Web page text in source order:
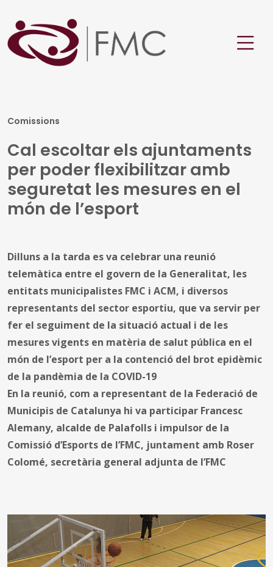
Comissions
Cal escoltar els ajuntaments
per poder flexibilitzar amb
seguretat les mesures en el
món de l’esport
Dilluns a la tarda es va celebrar una reunió
telemàtica entre el govern de la Generalitat, les
entitats municipalistes FMC i ACM, i diversos
representants del sector esportiu, que va servir per
fer el seguiment de la situació actual i de les
mesures vigents en matèria de salut pública en el
món de l’esport per a la contenció del brot epidèmic
de la pandèmia de la COVID-19
En la reunió, com a representant de la Federació de
Municipis de Catalunya hi va participar Francesc
Alemany, alcalde de Palafolls i impulsor de la
Comissió d’Esports de l’FMC, juntament amb Roser
Colomé, secretària general adjunta de l’FMC